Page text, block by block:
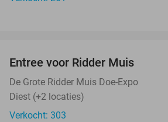
TODAY
Entree voor Ridder Muis
De Grote Ridder Muis Doe-Expo
Diest (+2 locaties)
Verkocht: 303